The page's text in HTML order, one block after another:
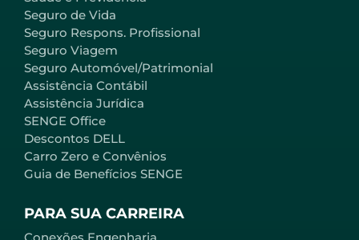
Seguro de Vida
Seguro Respons. Profissional
Seguro Viagem
Seguro Automóvel/Patrimonial
Assistência Contábil
Assistência Jurídica
SENGE Office
Descontos DELL
Carro Zero e Convênios
Guia de Benefícios SENGE
PARA SUA CARREIRA